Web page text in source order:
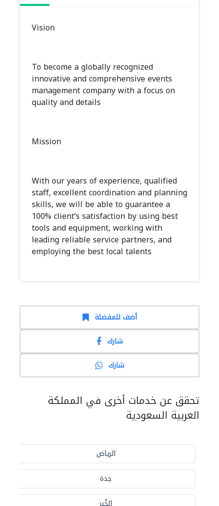
Vision
To become a globally recognized
innovative and comprehensive events
management company with a focus on
quality and details
Mission
With our years of experience, qualified
staff, excellent coordination and planning
skills, we will be able to guarantee a
100% client’s satisfaction by using best
tools and equipment, working with
leading reliable service partners, and
employing the best local talents
أضف للمفضلة
شارك
شارك
تحقق عن خدمات أخرى في المملكة
العربية السعودية
الرياض
جدة